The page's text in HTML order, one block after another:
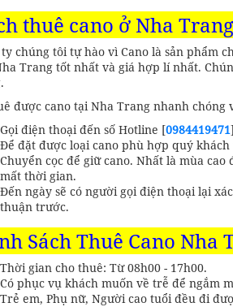
thuê cano ở Nha Trang
ty chúng tôi tự hào vì Cano là sản phẩm
Trang tốt nhất và giá hợp lí nhất.
được cano tại Nha Trang nhanh chóng
Gọi điện thoại đến số Hotline [0984419471
Để đặt được loại cano phù hợp quý
Chuyển cọc để giữ cano. Nhất là mùa
mất thời gian.
Đến ngày sẽ có người gọi điện thoại lại
thuận trước.
Sách Thuê Cano Nha
Thời gian cho thuê: Từ 08h00 - 17h00.
Có phục vụ khách muốn về trễ để ngắm
Trẻ em, Phụ nữ, Người cao tuổi đều đi